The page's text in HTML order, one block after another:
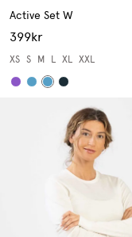
Active Set W
399kr
XS S M L XL XXL